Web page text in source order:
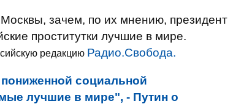
зачем, по их мнению, президент
проститутки лучшие в мире.
редакцию Радио.Свобода.
социальной
лучшие в мире", - Путин о